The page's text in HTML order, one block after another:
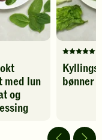
lun
og
favoritter
Denne
har
5
bønner